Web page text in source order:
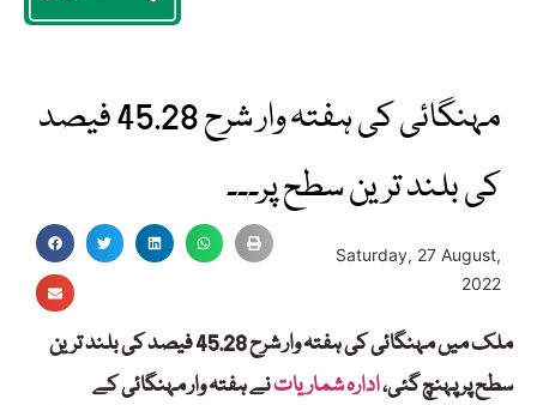
مہنگائی کی ہفتہ وار شرح 45.28 فیصد
کی بلند ترین سطح پر۔۔۔
Saturday, 27 August,
2022
ملک میں مہنگائی کی ہفتہ وار شرح 45.28 فیصد کی بلند ترین
سطح پر پہنچ گئی،ادارہ شماریاتنے ہفتہ وار مہنگائی کے